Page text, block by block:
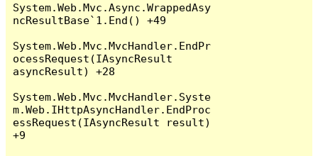
System.Web.Mvc.Async.WrappedAsy
ncResultBase`1.End() +49
System.Web.Mvc.MvcHandler.EndPr
ocessRequest(IAsyncResult
asyncResult) +28
System.Web.Mvc.MvcHandler.Syste
m.Web.IHttpAsyncHandler.EndProc
essRequest(IAsyncResult result)
+9